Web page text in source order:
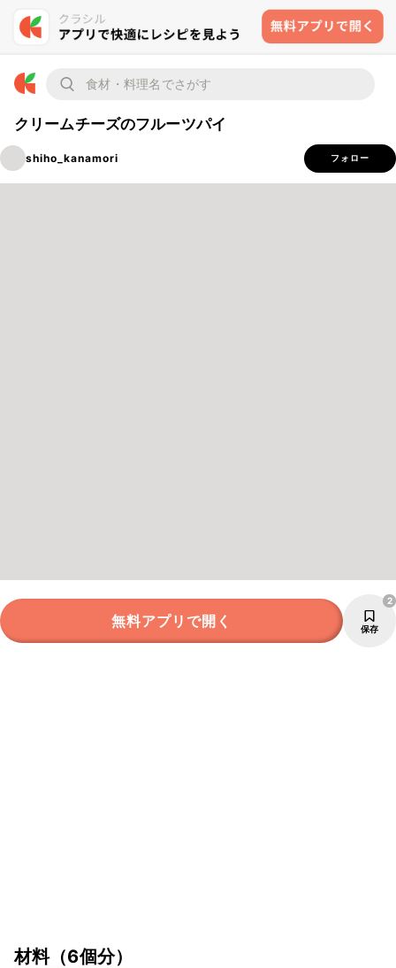
クリームチーズのフルーツパイ
shiho_kanamori フォロー
無料アプリで開く 保存
2
材料（6個分）